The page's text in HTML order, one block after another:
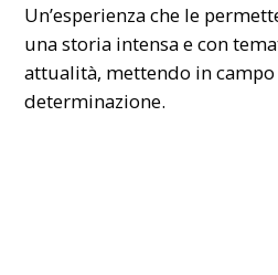
Un’esperienza che le
una storia intensa e con
attualità, mettendo in
determinazione.